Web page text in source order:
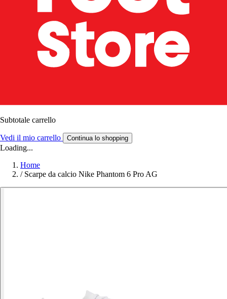
Subtotale carrello
Vedi il mio carrello Continua lo shopping
Loading...
Home
/ Scarpe da calcio Nike Phantom 6 Pro AG